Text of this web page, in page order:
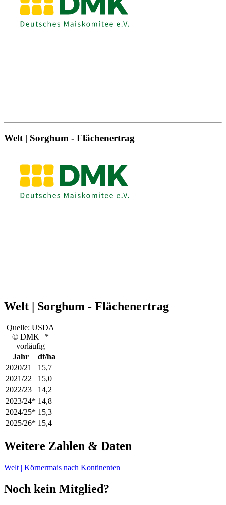
Welt | Sorghum - Flächenertrag
Welt | Sorghum - Flächenertrag
Quelle: USDA
© DMK | *
vorläufig
Jahr
dt/ha
2020/21
15,7
2021/22
15,0
2022/23
14,2
2023/24* 14,8
2024/25* 15,3
2025/26* 15,4
Weitere Zahlen & Daten
Welt | Körnermais nach Kontinenten
Noch kein Mitglied?